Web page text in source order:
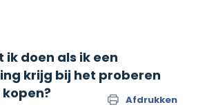
ik doen als ik een
krijg bij het proberen
Afdrukken